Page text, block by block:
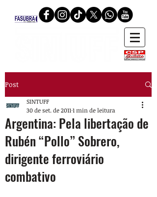
Post
Argentina: Pela libertação de
Rubén “Pollo” Sobrero,
dirigente ferroviário
combativo
SINTUFF
30 de set. de 2011 1 min de leitura